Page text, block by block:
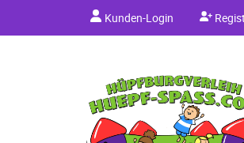
Kunden-Login